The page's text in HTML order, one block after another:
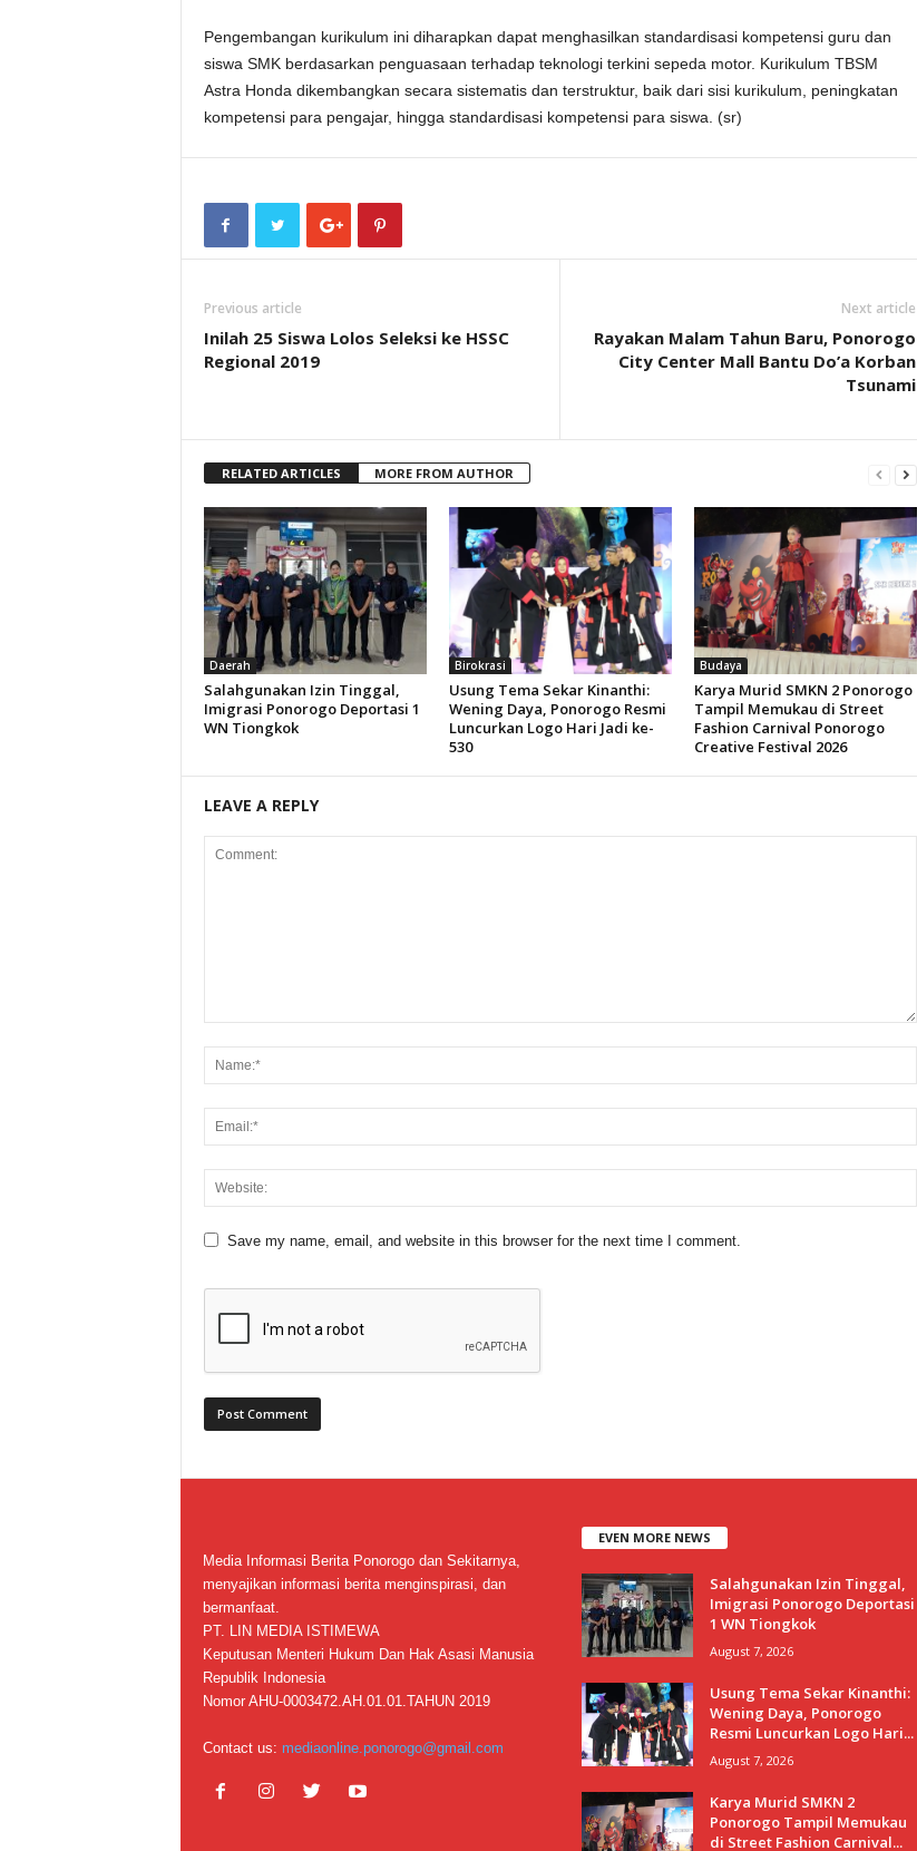
Pengembangan kurikulum ini diharapkan dapat menghasilkan standardisasi kompetensi guru dan
siswa SMK berdasarkan penguasaan terhadap teknologi terkini sepeda motor. Kurikulum TBSM
Astra Honda dikembangkan secara sistematis dan terstruktur, baik dari sisi kurikulum, peningkatan
kompetensi para pengajar, hingga standardisasi kompetensi para siswa. (sr)
Previous article
Inilah 25 Siswa Lolos Seleksi ke HSSC
Regional 2019
Next article
Rayakan Malam Tahun Baru, Ponorogo
City Center Mall Bantu Do’a Korban
Tsunami
RELATED ARTICLES MORE FROM AUTHOR
Daerah
Salahgunakan Izin Tinggal,
Imigrasi Ponorogo Deportasi 1
WN Tiongkok
Birokrasi
Usung Tema Sekar Kinanthi:
Wening Daya, Ponorogo Resmi
Luncurkan Logo Hari Jadi ke-
530
Budaya
Karya Murid SMKN 2 Ponorogo
Tampil Memukau di Street
Fashion Carnival Ponorogo
Creative Festival 2026
LEAVE A REPLY
Save my name, email, and website in this browser for the next time I comment.
Media Informasi Berita Ponorogo dan Sekitarnya,
menyajikan informasi berita menginspirasi, dan
bermanfaat.
PT. LIN MEDIA ISTIMEWA
Keputusan Menteri Hukum Dan Hak Asasi Manusia
Republik Indonesia
Nomor AHU-0003472.AH.01.01.TAHUN 2019
Contact us: mediaonline.ponorogo@gmail.com
EVEN MORE NEWS
Salahgunakan Izin Tinggal,
Imigrasi Ponorogo Deportasi
1 WN Tiongkok
August 7, 2026
Usung Tema Sekar Kinanthi:
Wening Daya, Ponorogo
Resmi Luncurkan Logo Hari...
August 7, 2026
Karya Murid SMKN 2
Ponorogo Tampil Memukau
di Street Fashion Carnival...